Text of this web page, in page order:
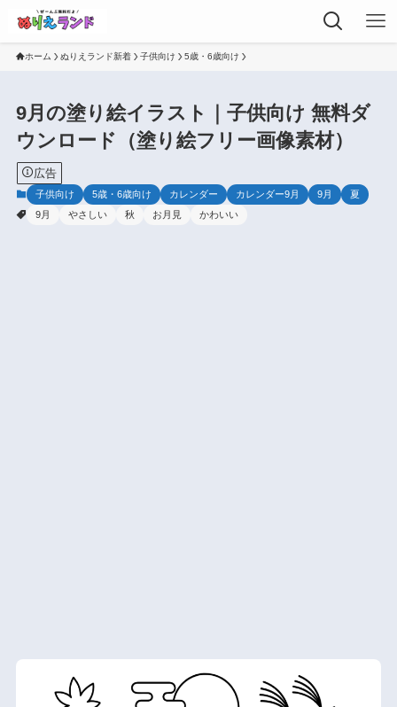
ホーム ぬりえランド新着 子供向け 5歳・6歳向け
9月の塗り絵イラスト｜子供向け 無料ダ
ウンロード（塗り絵フリー画像素材）
広告
子供向け 5歳・6歳向け カレンダー カレンダー9月 9月
夏
9月
やさしい 秋 お月見 かわいい